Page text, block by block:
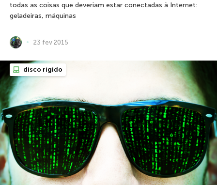
todas as coisas que deveriam estar conectadas à Internet:
geladeiras, máquinas
23 fev 2015
disco rígido